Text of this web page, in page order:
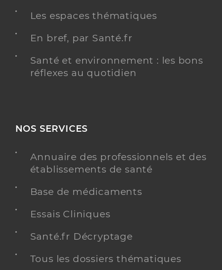
Les espaces thématiques
En bref, par Santé.fr
Santé et environnement : les bons
réflexes au quotidien
NOS SERVICES
Annuaire des professionnels et des
établissements de santé
Base de médicaments
Essais Cliniques
Santé.fr Décryptage
Tous les dossiers thématiques